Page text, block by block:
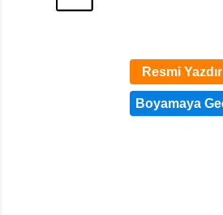
Resmi Yazdır